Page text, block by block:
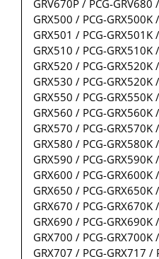
GRV670P / PCG-GRV680
GRX500 / PCG-GRX500K
GRX501 / PCG-GRX501K
GRX510 / PCG-GRX510K
GRX520 / PCG-GRX520K
GRX530 / PCG-GRX520K
GRX550 / PCG-GRX550K
GRX560 / PCG-GRX560K
GRX570 / PCG-GRX570K
GRX580 / PCG-GRX580K
GRX590 / PCG-GRX590K
GRX600 / PCG-GRX600K
GRX650 / PCG-GRX650K
GRX670 / PCG-GRX670K
GRX690 / PCG-GRX690K
GRX700 / PCG-GRX700K
GRX707 / PCG-GRX717 /